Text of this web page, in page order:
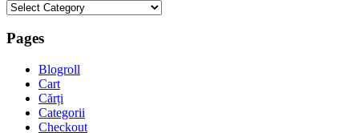
Categorii
Pages
Blogroll
Cart
Cărți
Categorii
Checkout